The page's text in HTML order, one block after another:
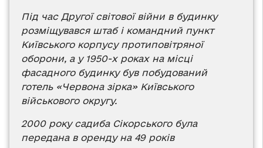
Під час Другої світової війни в будинку
розміщувався штаб і командний пункт
Київського корпусу протиповітряної
оборони, а у 1950-х роках на місці
фасадного будинку був побудований
готель «Червона зірка» Київського
військового округу.
2000 року садиба Сікорського була
передана в оренду на 49 років